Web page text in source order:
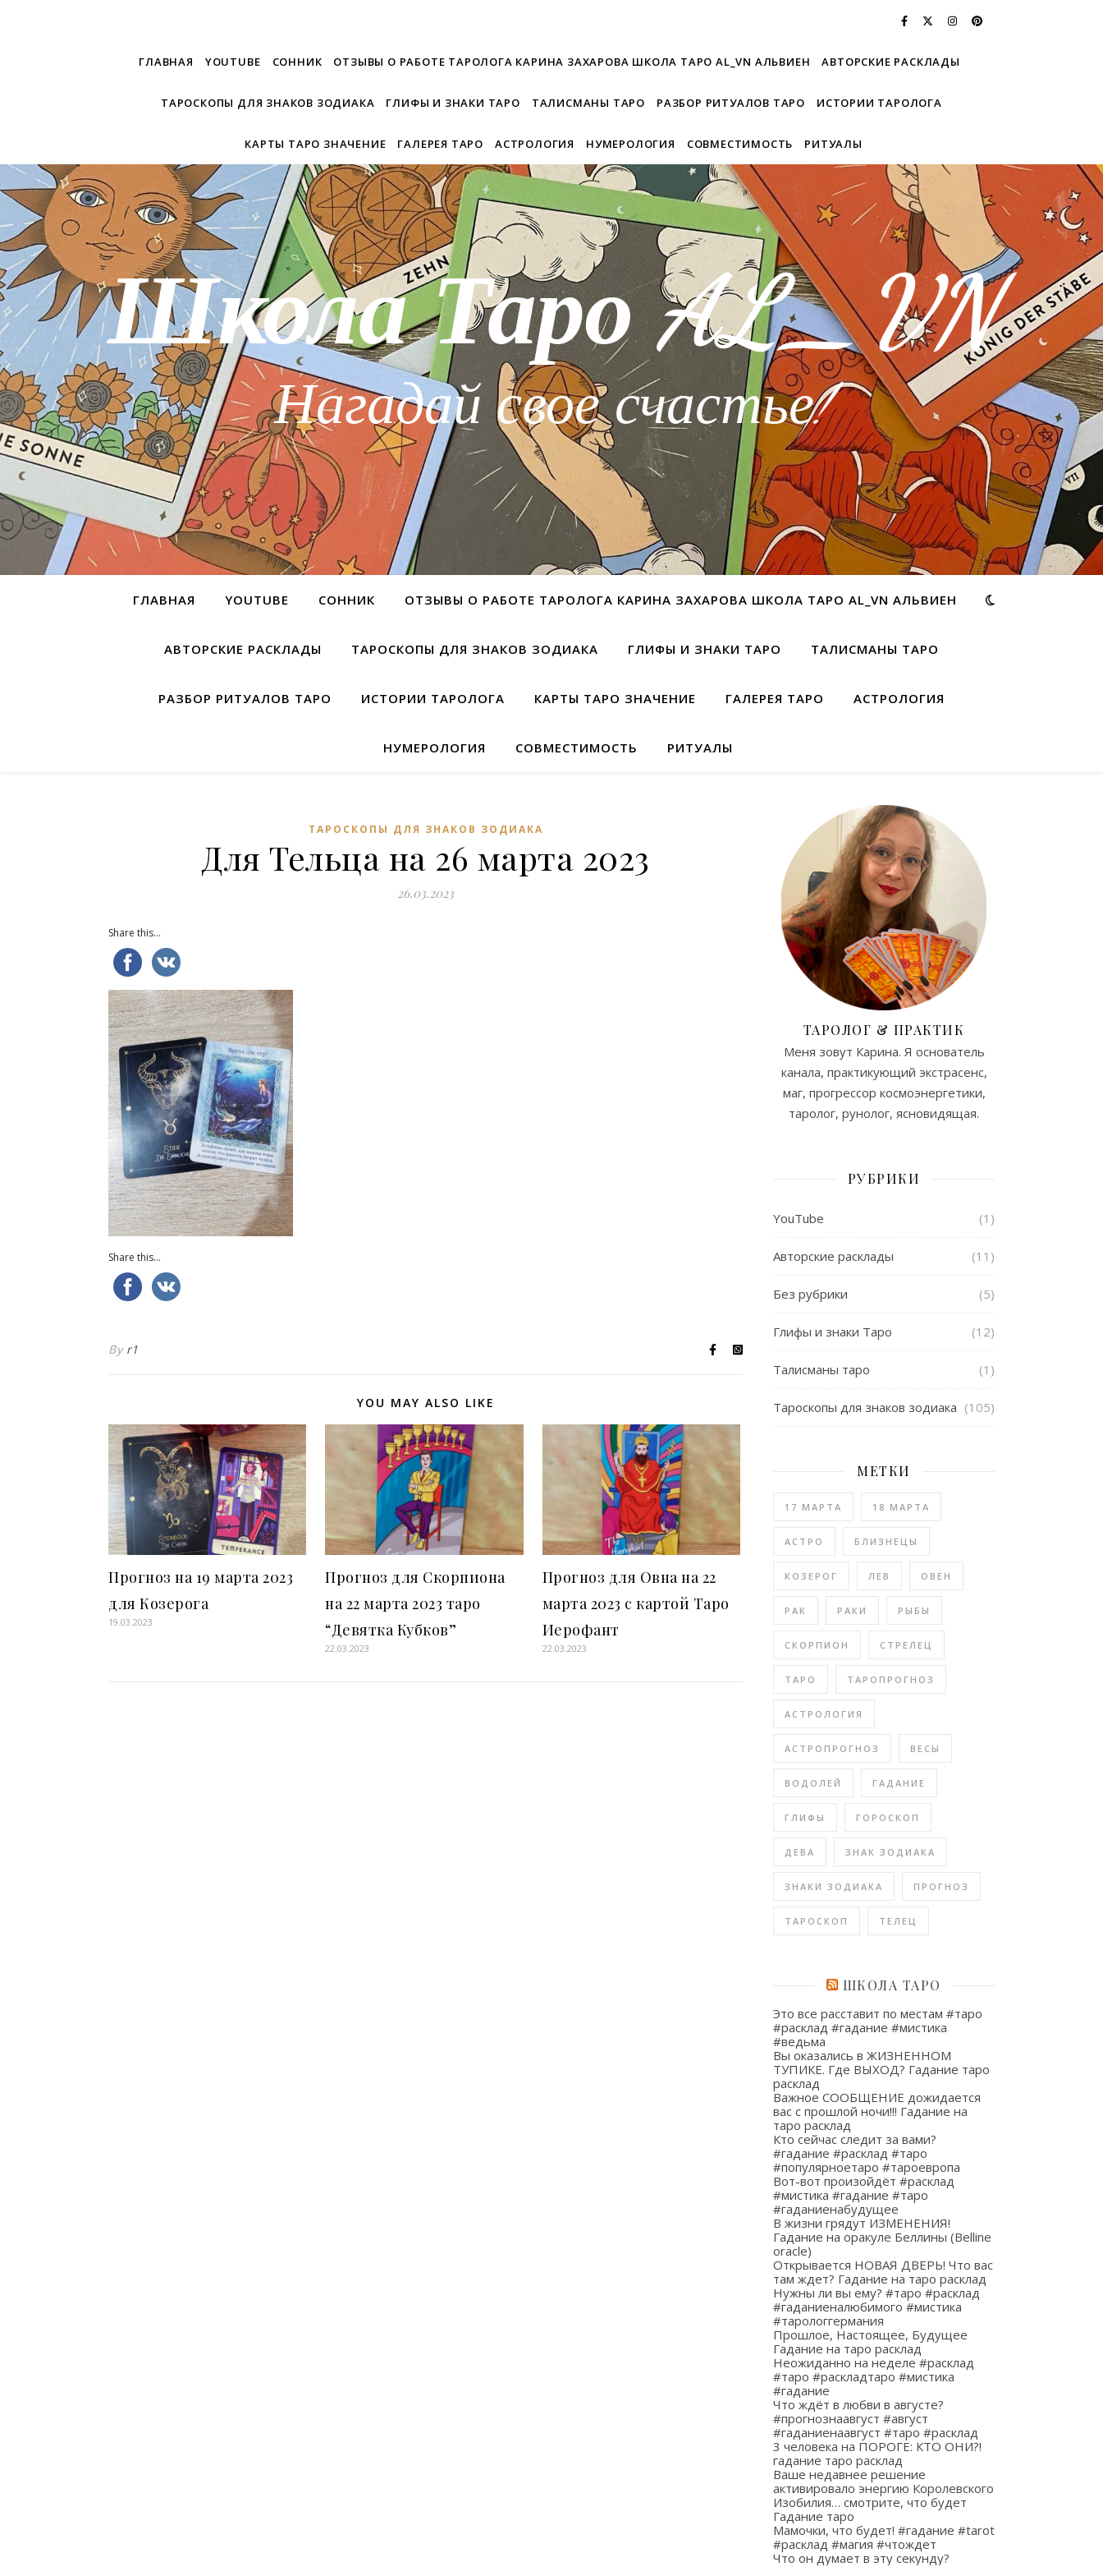
ГЛАВНАЯ YOUTUBE СОННИК ОТЗЫВЫ О РАБОТЕ ТАРОЛОГА КАРИНА ЗАХАРОВА ШКОЛА ТАРО AL_VN АЛЬВИЕН АВТОРСКИЕ РАСКЛАДЫ
ТАРОСКОПЫ ДЛЯ ЗНАКОВ ЗОДИАКА ГЛИФЫ И ЗНАКИ ТАРО ТАЛИСМАНЫ ТАРО РАЗБОР РИТУАЛОВ ТАРО ИСТОРИИ ТАРОЛОГА
КАРТЫ ТАРО ЗНАЧЕНИЕ ГАЛЕРЕЯ ТАРО АСТРОЛОГИЯ НУМЕРОЛОГИЯ СОВМЕСТИМОСТЬ РИТУАЛЫ
Школа Таро AL_VN
Нагадай свое счастье!
ГЛАВНАЯ YOUTUBE СОННИК ОТЗЫВЫ О РАБОТЕ ТАРОЛОГА КАРИНА ЗАХАРОВА ШКОЛА ТАРО AL_VN АЛЬВИЕН
АВТОРСКИЕ РАСКЛАДЫ ТАРОСКОПЫ ДЛЯ ЗНАКОВ ЗОДИАКА ГЛИФЫ И ЗНАКИ ТАРО ТАЛИСМАНЫ ТАРО
РАЗБОР РИТУАЛОВ ТАРО ИСТОРИИ ТАРОЛОГА КАРТЫ ТАРО ЗНАЧЕНИЕ ГАЛЕРЕЯ ТАРО АСТРОЛОГИЯ
НУМЕРОЛОГИЯ СОВМЕСТИМОСТЬ РИТУАЛЫ
ТАРОСКОПЫ ДЛЯ ЗНАКОВ ЗОДИАКА
Для Тельца на 26 марта 2023
26.03.2023
Share this...
Share this...
By r1
YOU MAY ALSO LIKE
Прогноз на 19 марта 2023
для Козерога
19.03.2023
Прогноз для Скорпиона
на 22 марта 2023 таро
“Девятка Кубков”
22.03.2023
Прогноз для Овна на 22
марта 2023 с картой Таро
Иерофант
22.03.2023
ТАРОЛОГ & ПРАКТИК
Меня зовут Карина. Я основатель
канала, практикующий экстрасенс,
маг, прогрессор космоэнергетики,
таролог, рунолог, ясновидящая.
РУБРИКИ
YouTube (1)
Авторские расклады (11)
Без рубрики (5)
Глифы и знаки Таро (12)
Талисманы таро (1)
Тароскопы для знаков зодиака (105)
МЕТКИ
17 МАРТА 18 МАРТА
АСТРО БЛИЗНЕЦЫ
КОЗЕРОГ ЛЕВ ОВЕН
РАК РАКИ РЫБЫ
СКОРПИОН СТРЕЛЕЦ
ТАРО ТАРОПРОГНОЗ
АСТРОЛОГИЯ
АСТРОПРОГНОЗ ВЕСЫ
ВОДОЛЕЙ ГАДАНИЕ
ГЛИФЫ ГОРОСКОП
ДЕВА ЗНАК ЗОДИАКА
ЗНАКИ ЗОДИАКА ПРОГНОЗ
ТАРОСКОП ТЕЛЕЦ
ШКОЛА ТАРО
Это все расставит по местам #таро
#расклад #гадание #мистика
#ведьма
Вы оказались в ЖИЗНЕННОМ
ТУПИКЕ. Где ВЫХОД? Гадание таро
расклад
Важное СООБЩЕНИЕ дожидается
вас с прошлой ночи!!! Гадание на
таро расклад
Кто сейчас следит за вами?
#гадание #расклад #таро
#популярноетаро #тароевропа
Вот-вот произойдёт #расклад
#мистика #гадание #таро
#гаданиенабудущее
В жизни грядут ИЗМЕНЕНИЯ!
Гадание на оракуле Беллины (Belline
oracle)
Открывается НОВАЯ ДВЕРЬ! Что вас
там ждет? Гадание на таро расклад
Нужны ли вы ему? #таро #расклад
#гаданиеналюбимого #мистика
#тарологгермания
Прошлое, Настоящее, Будущее
Гадание на таро расклад
Неожиданно на неделе #расклад
#таро #раскладтаро #мистика
#гадание
Что ждёт в любви в августе?
#прогнознаавгуст #август
#гаданиенаавгуст #таро #расклад
3 человека на ПОРОГЕ: КТО ОНИ?!
гадание таро расклад
Ваше недавнее решение
активировало энергию Королевского
Изобилия… смотрите, что будет
Гадание таро
Мамочки, что будет! #гадание #tarot
#расклад #магия #чтождет
Что он думает в эту секунду?